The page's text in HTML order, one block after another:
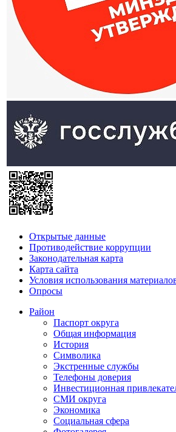
Открытые данные
Противодействие коррупции
Законодательная карта
Карта сайта
Условия использования
Опросы
Район
Паспорт округа
Общая информация
История
Символика
Экстренные службы
Телефоны доверия
Инвестиционная
СМИ округа
Экономика
Социальная сфера